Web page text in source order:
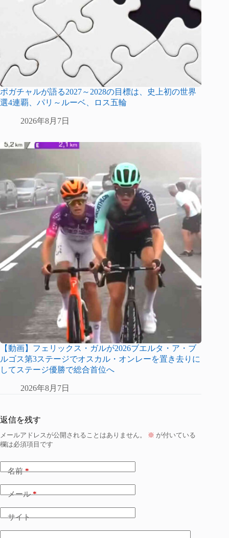
ポガチャルが語る2027～2028の目標は、史上初の世界
選4連覇、パリ～ルーベ、ロス五輪
2026年8月7日
【動画】フェリックス・ガルが2026ブエルタ・ア・ブ
ルゴス第3ステージでオスカル・オンレーを置き去りに
してステージ優勝で総合首位へ
2026年8月7日
返信を残す
メールアドレスが公開されることはありません。 ※ が付いている
欄は必須項目です
名前*
メール*
サイト